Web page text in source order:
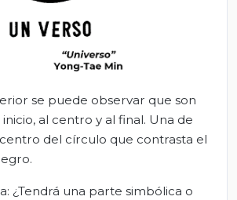
se puede observar que son
al centro y al final. Una de
del círculo que contrasta el
¿Tendrá una parte simbólica o